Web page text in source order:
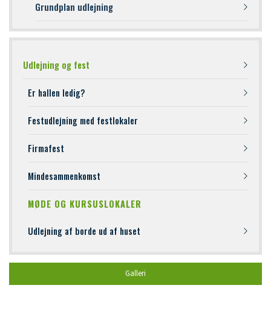
Grundplan udlejning
navigation
Udlejning og fest
Er hallen ledig?
Festudlejning med festlokaler
Firmafest
Mindesammenkomst
MØDE OG KURSUSLOKALER
Udlejning af borde ud af huset
Galleri